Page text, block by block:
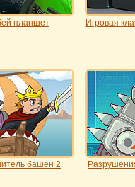
планшет Игровая
башен 2